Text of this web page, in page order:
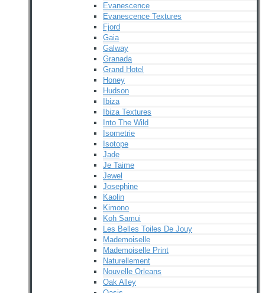
Evanescence
Evanescence Textures
Fjord
Gaia
Galway
Granada
Grand Hotel
Honey
Hudson
Ibiza
Ibiza Textures
Into The Wild
Isometrie
Isotope
Jade
Je Taime
Jewel
Josephine
Kaolin
Kimono
Koh Samui
Les Belles Toiles De Jouy
Mademoiselle
Mademoiselle Print
Naturellement
Nouvelle Orleans
Oak Alley